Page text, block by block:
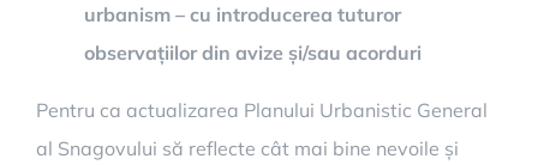
urbanism – cu introducerea tuturor
observațiilor din avize și/sau acorduri
Pentru ca actualizarea Planului Urbanistic General
al Snagovului să reflecte cât mai bine nevoile și